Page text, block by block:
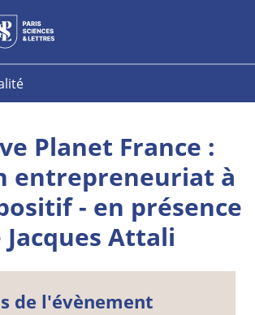
Planet France :
entrepreneuriat à
- en présence
Jacques Attali
de l'évènement